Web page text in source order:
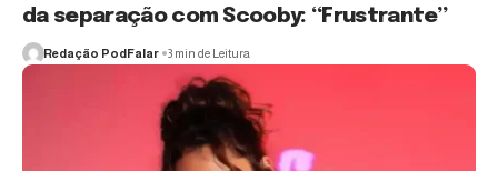
da separação com Scooby: “Frustrante”
Redação PodFalar 3 min de Leitura